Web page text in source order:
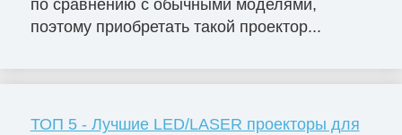
по сравнению с обычными моделями,
поэтому приобретать такой проектор...
ТОП 5 - Лучшие LED/LASER проекторы для